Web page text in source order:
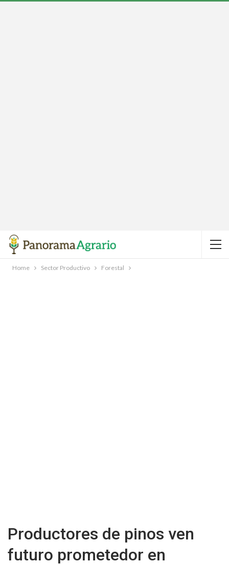
Home Sector Productivo Forestal
Productores de pinos ven
futuro prometedor en